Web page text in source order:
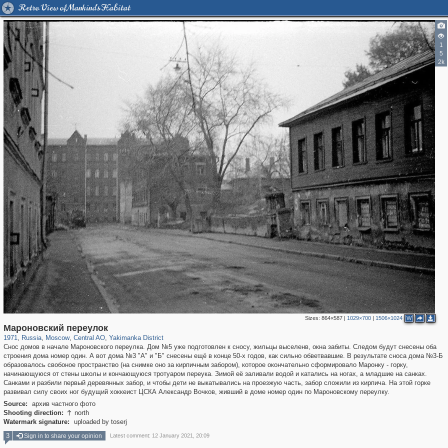
Retro View of Mankind's Habitat
1
5
2k
Sizes: 864×587| 1029×700| 1506×1024 W
Мароновский переулок
1971, Russia
1,406,257 29,243
, Moscow
319,779 8,286
, Central AO
159,978 5,916
, Yakimanka District
13,375
Снос домов в начале Мароновского переулка. Дом №5 уже подготовлен к сносу, жильцы выселенв, окна забиты. Следом будут снесены оба
строения дома номер один. А вот дома №3 "А" и "Б" снесены ещё в конце 50-х годов, как сильно обветвавшие. В результате сноса дома №3-Б
образовалось свобоное пространство (на снимке оно за кирпичным забором), которое окончательно сформировало Маронку - горку,
начинающуюся от стены школы и кончающуюся тротуаром переука. Зимой её заливали водой и катались на ногах, а младшие на санках.
Санками и разбили первый деревянных забор, и чтобы дети не выкатывались на проезжую часть, забор сложили из кирпича. На этой горке
развивал силу своих ног будущий хоккеист ЦСКА Александр Вочков, живший в доме номер один по Мароновскому переулку.
Source:
архив частного фото
Shooting direction:  north
Watermark signature:
uploaded by toserj
2
3 Sign in to share your opinion Latest comment: 12 January 2021, 20:09